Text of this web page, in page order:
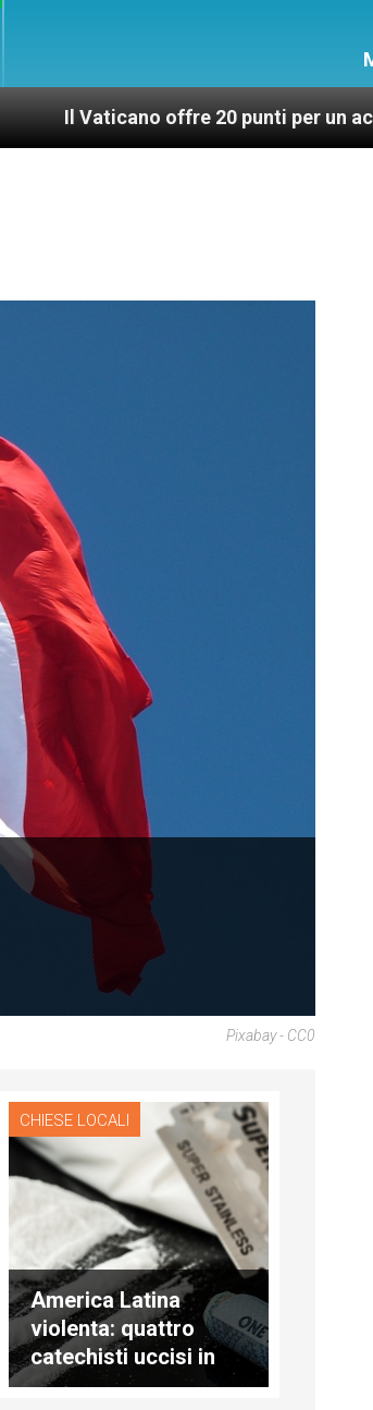
offre 20 punti per un accesso giusto ed
Pixabay - CC0
CHIESE LOCALI
America Latina
violenta: quattro
catechisti uccisi in
Messico e un prete